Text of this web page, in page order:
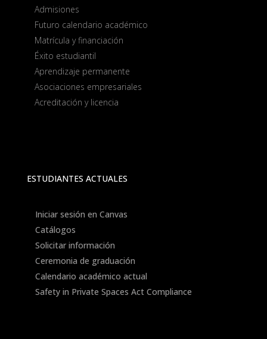
Admisiones
Futuro calendario académico
Matrícula y financiación
Éxito estudiantil
Aprendizaje permanente
Asociaciones empresariales
Acreditación y licencia
ESTUDIANTES ACTUALES
Iniciar sesión en Canvas
Catálogos
Solicitar información
Ceremonia de graduación
Calendario académico actual
Safety in Private Spaces Act Compliance